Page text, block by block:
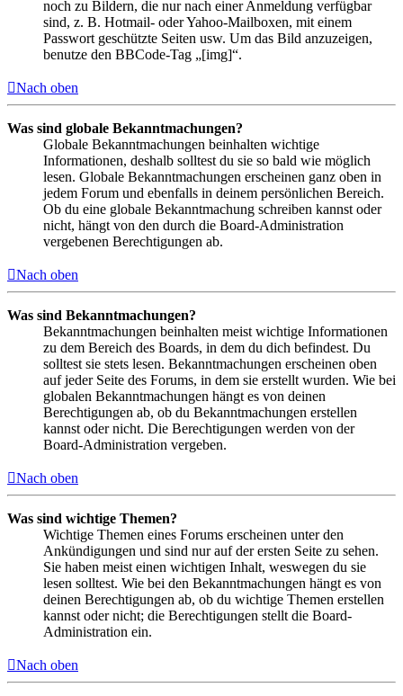
noch zu Bildern, die nur nach einer Anmeldung verfügbar
sind, z. B. Hotmail- oder Yahoo-Mailboxen, mit einem
Passwort geschützte Seiten usw. Um das Bild anzuzeigen,
benutze den BBCode-Tag „[img]“.
Nach oben
Was sind globale Bekanntmachungen?
Globale Bekanntmachungen beinhalten wichtige
Informationen, deshalb solltest du sie so bald wie möglich
lesen. Globale Bekanntmachungen erscheinen ganz oben in
jedem Forum und ebenfalls in deinem persönlichen Bereich.
Ob du eine globale Bekanntmachung schreiben kannst oder
nicht, hängt von den durch die Board-Administration
vergebenen Berechtigungen ab.
Nach oben
Was sind Bekanntmachungen?
Bekanntmachungen beinhalten meist wichtige Informationen
zu dem Bereich des Boards, in dem du dich befindest. Du
solltest sie stets lesen. Bekanntmachungen erscheinen oben
auf jeder Seite des Forums, in dem sie erstellt wurden. Wie bei
globalen Bekanntmachungen hängt es von deinen
Berechtigungen ab, ob du Bekanntmachungen erstellen
kannst oder nicht. Die Berechtigungen werden von der
Board-Administration vergeben.
Nach oben
Was sind wichtige Themen?
Wichtige Themen eines Forums erscheinen unter den
Ankündigungen und sind nur auf der ersten Seite zu sehen.
Sie haben meist einen wichtigen Inhalt, weswegen du sie
lesen solltest. Wie bei den Bekanntmachungen hängt es von
deinen Berechtigungen ab, ob du wichtige Themen erstellen
kannst oder nicht; die Berechtigungen stellt die Board-
Administration ein.
Nach oben